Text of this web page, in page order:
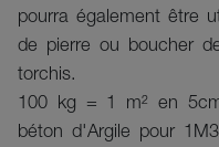
pourra également être
de pierre ou boucher
torchis.
100 kg = 1 m² en
béton d'Argile pour